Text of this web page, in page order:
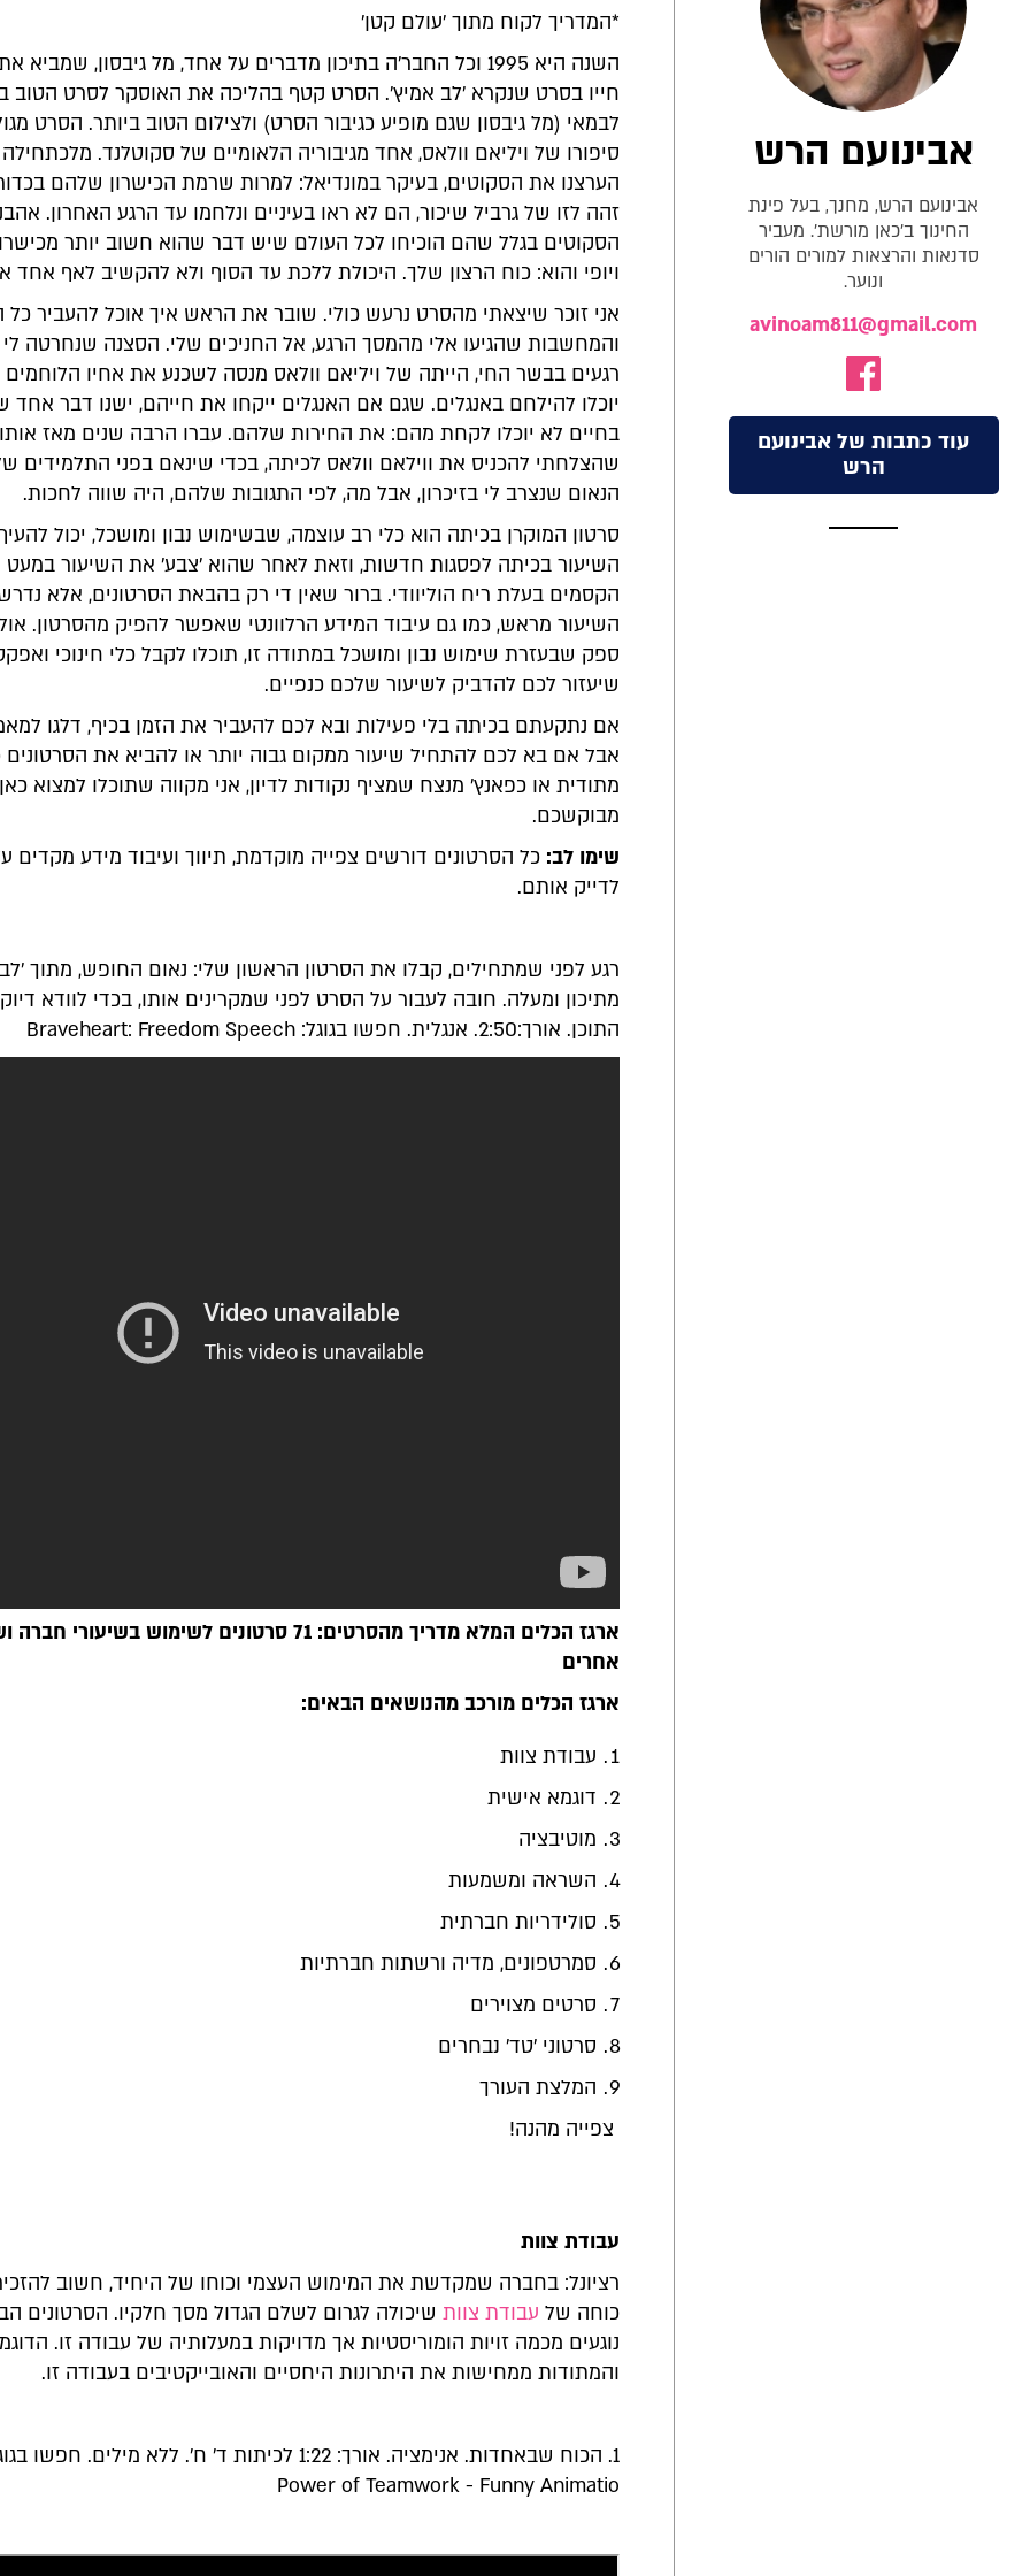
*המדריך לקוח מתוך 'עולם קטן'
השנה היא 1995 וכל החבר'ה בתיכון מדברים על אחד, מל גיבסון,
חייו בסרט שנקרא 'לב אמיץ'. הסרט קטף בהליכה את האוסקר לסרט הטוב
לבמאי (מל גיבסון שגם מופיע כגיבור הסרט) ולצילום הטוב ביותר. הסרט
סיפורו של ויליאם וולאס, אחד מגיבוריה הלאומיים של סקוטלנד. מלכתחילה
הערצנו את הסקוטים, בעיקר במונדיאל: למרות שרמת הכישרון שלהם
זהה לזו של גרביל שיכור, הם לא ראו בעיניים ונלחמו עד הרגע האחרון.
הסקוטים בגלל שהם הוכיחו לכל העולם שיש דבר שהוא חשוב יותר
ויופי והוא: כוח הרצון שלך. היכולת ללכת עד הסוף ולא להקשיב לאף אחד
אני זוכר שיצאתי מהסרט נרעש כולי. שובר את הראש איך אוכל להעביר כל
והמחשבות שהגיעו אלי מהמסך הרגע, אל החניכים שלי. הסצנה שנחרטה
רגעים בבשר החי, הייתה של ויליאם וולאס מנסה לשכנע את אחיו
יוכלו להילחם באנגלים. שגם אם האנגלים ייקחו את חייהם, ישנו דבר אחד
בחיים לא יוכלו לקחת מהם: את החירות שלהם. עברו הרבה שנים מאז
שהצלחתי להכניס את ווילאם וולאס לכיתה, בכדי שינאם בפני התלמידים
הנאום שנצרב לי בזיכרון, אבל מה, לפי התגובות שלהם, היה שווה לחכות.
סרטון המוקרן בכיתה הוא כלי רב עוצמה, שבשימוש נבון ומושכל, יכול
השיעור בכיתה לפסגות חדשות, וזאת לאחר שהוא 'צבע' את השיעור
הקסמים בעלת ריח הוליוודי. ברור שאין די רק בהבאת הסרטונים, אלא
השיעור מראש, כמו גם עיבוד המידע הרלוונטי שאפשר להפיק מהסרטון.
ספק שבעזרת שימוש נבון ומושכל במתודה זו, תוכלו לקבל כלי חינוכי
שיעזור לכם להדביק לשיעור שלכם כנפיים.
אם נתקעתם בכיתה בלי פעילות ובא לכם להעביר את הזמן בכיף, דלגו
אבל אם בא לכם להתחיל שיעור ממקום גבוה יותר או להביא את
מתודית או כפאנץ' מנצח שמציף נקודות לדיון, אני מקווה שתוכלו למצוא
מבוקשכם.
שימו לב: כל הסרטונים דורשים צפייה מוקדמת, תיווך ועיבוד מידע מקדים
לדייק אותם.
רגע לפני שמתחילים, קבלו את הסרטון הראשון שלי: נאום החופש, מתוך
מתיכון ומעלה. חובה לעבור על הסרט לפני שמקרינים אותו, בכדי לוודא
התוכן. אורך:2:50. אנגלית. חפשו בגוגל: Braveheart: Freedom Speech
ארגז הכלים המלא מדריך מהסרטים: 71 סרטונים לשימוש בשיעורי
אחרים
ארגז הכלים מורכב מהנושאים הבאים:
עבודת צוות
דוגמא אישית
מוטיבציה
השראה ומשמעות
סולידריות חברתית
סמרטפונים, מדיה ורשתות חברתיות
סרטים מצוירים
סרטוני 'טד' נבחרים
המלצת העורך
צפייה מהנה!
עבודת צוות
רציונל: בחברה שמקדשת את המימוש העצמי וכוחו של היחיד, חשוב
כוחה של עבודת צוותשיכולה לגרום לשלם הגדול מסך חלקיו. הסרטונים
נוגעים מכמה זויות הומוריסטיות אך מדויקות במעלותיה של עבודה זו.
והמתודות ממחישות את היתרונות היחסיים והאובייקטיבים בעבודה זו.
Power of Teamwork - Funny Animatio
אבינועם הרש
אבינועם הרש, מחנך, בעל פינת
החינוך ב'כאן מורשת'. מעביר
סדנאות והרצאות למורים הורים
ונוער.
avinoam811@gmail.com
עוד כתבות של אבינועם
הרש